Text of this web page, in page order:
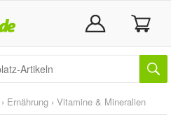
› Ernährung › Vitamine & Mineralien